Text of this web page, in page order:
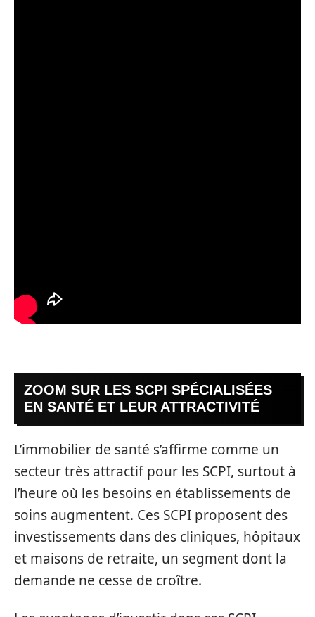
ZOOM SUR LES SCPI SPÉCIALISÉES
EN SANTÉ ET LEUR ATTRACTIVITÉ
L’immobilier de santé s’affirme comme un
secteur très attractif pour les SCPI, surtout à
l’heure où les besoins en établissements de
soins augmentent. Ces SCPI proposent des
investissements dans des cliniques, hôpitaux
et maisons de retraite, un segment dont la
demande ne cesse de croître.